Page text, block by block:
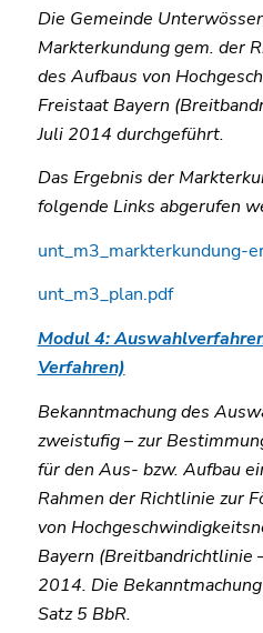
Die Gemeinde
Markterkundung gem. der
des Aufbaus von
Freistaat Bayern
Juli 2014 durchgeführt.
Das Ergebnis der
folgende Links abgerufen
unt_m3_markterkundung-
unt_m3_plan.pdf
Modul 4:
Verfahren)
Bekanntmachung des
zweistufig – zur
für den Aus- bzw. Aufbau
Rahmen der Richtlinie zur
von
Bayern (Breitbandrichtlinie
2014. Die
Satz 5 BbR.